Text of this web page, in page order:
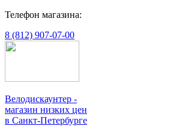
Телефон магазина:
8 (812) 907-07-00
Велодискаунтер -
магазин низких цен
в Санкт-Петербурге